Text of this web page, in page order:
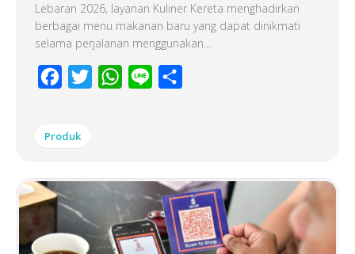
Lebaran 2026, layanan Kuliner Kereta menghadirkan
berbagai menu makanan baru yang dapat dinikmati
selama perjalanan menggunakan...
Facebook
Twitter WhatsApp
Line
Produk